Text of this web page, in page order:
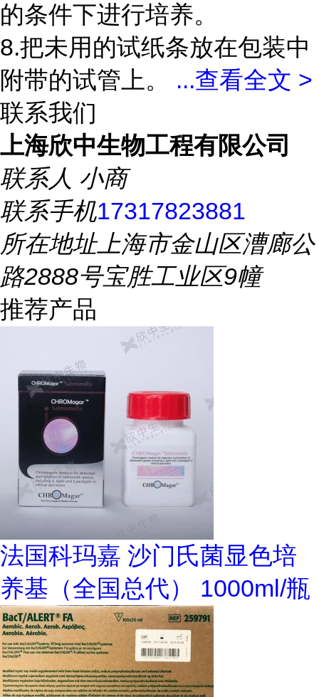
的条件下进行培养。
8.把未用的试纸条放在包装中
附带的试管上。 ...查看全文 >
联系我们
上海欣中生物工程有限公司
联系人 小商
联系手机17317823881
所在地址上海市金山区漕廊公
路2888号宝胜工业区9幢
推荐产品
法国科玛嘉 沙门氏菌显色培
养基（全国总代） 1000ml/瓶